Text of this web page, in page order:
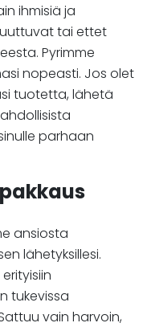
ihmisiä ja
tai ettet
Pyrimme
nopeasti. Jos olet
tuotetta, lähetä
parhaan
ansiosta
lähetyksillesi.
tukevissa
vain harvoin,